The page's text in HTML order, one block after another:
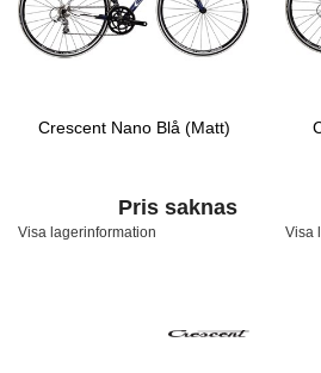
Crescent Nano Blå (Matt)
Pris saknas
Visa lagerinformation Visa